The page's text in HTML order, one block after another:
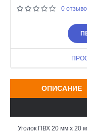
0
ОПИСАНИЕ
Уголок ПВХ 20 мм х 20